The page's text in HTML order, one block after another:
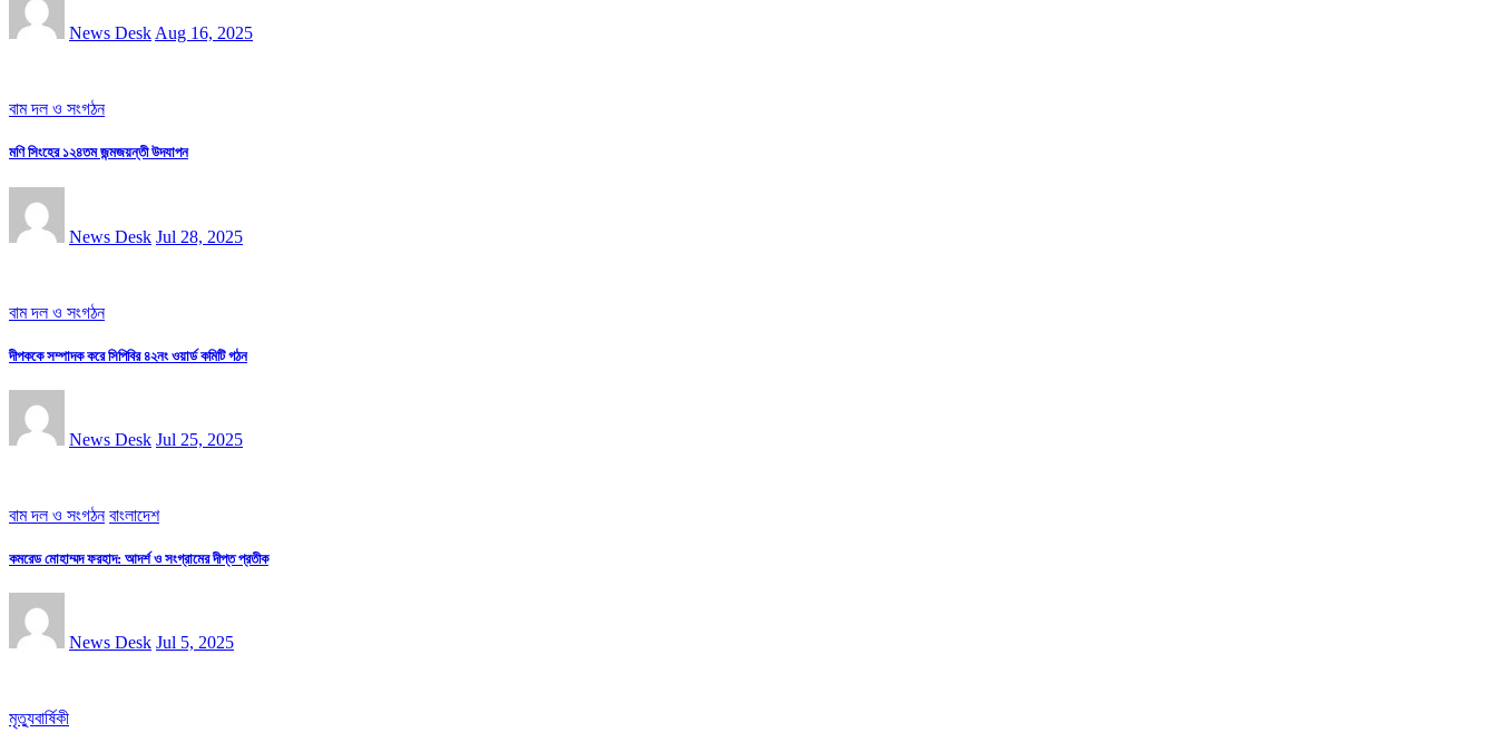
News Desk Aug 16, 2025
বাম দল ও সংগঠন
মণি সিংহের ১২৪তম জন্মজয়ন্তী উদযাপন
News Desk Jul 28, 2025
বাম দল ও সংগঠন
দীপককে সম্পাদক করে সিপিবির ৪২নং ওয়ার্ড কমিটি গঠন
News Desk Jul 25, 2025
বাম দল ও সংগঠন বাংলাদেশ
কমরেড মোহাম্মদ ফরহাদ: আদর্শ ও সংগ্রামের দীপ্ত প্রতীক
News Desk Jul 5, 2025
মৃত্যুবার্ষিকী